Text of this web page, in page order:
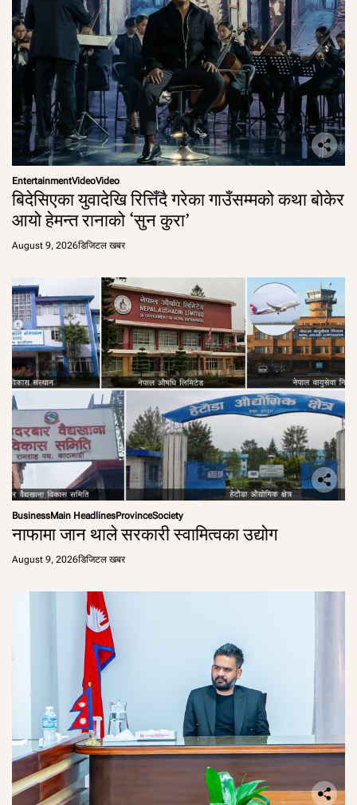
EntertainmentVideoVideo
बिदेसिएका युवादेखि रित्तिँदै गरेका गाउँसम्मको कथा बोकेर
आयो हेमन्त रानाको ‘सुन कुरा’
August 9, 2026डिजिटल खबर
BusinessMain HeadlinesProvinceSociety
नाफामा जान थाले सरकारी स्वामित्वका उद्योग
August 9, 2026डिजिटल खबर